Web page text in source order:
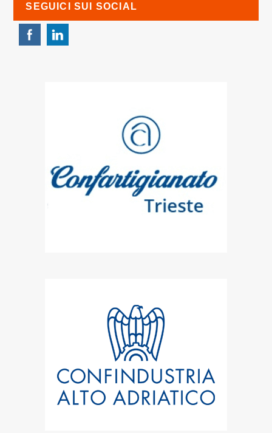
SEGUICI SUI SOCIAL